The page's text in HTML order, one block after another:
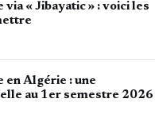
« Jibayatic » : voici les
en Algérie : une
au 1er semestre 2026